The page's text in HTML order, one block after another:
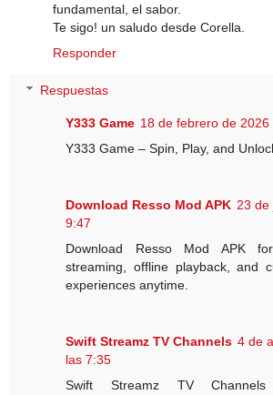
fundamental, el sabor.
Te sigo! un saludo desde Corella.
Responder
Respuestas
Y333 Game 18 de febrero de 2026
Y333 Game – Spin, Play, and
Download Resso Mod APK 23 de
9:47
Download Resso Mod APK
streaming, offline playback, and
experiences anytime.
Swift Streamz TV Channels 4 de
las 7:35
Swift Streamz TV